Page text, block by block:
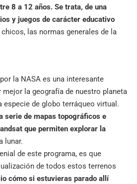
8 a 12 años. Se trata, de una
y juegos de carácter educativo
las normas generales de la
la NASA es una interesante
mejor la geografía de nuestro planeta
especie de globo terráqueo virtual.
serie de mapas topográficos e
que permiten explorar la
lunar.
de este programa, es que
de todos estos terrenos
cómo si estuvieras parado allí